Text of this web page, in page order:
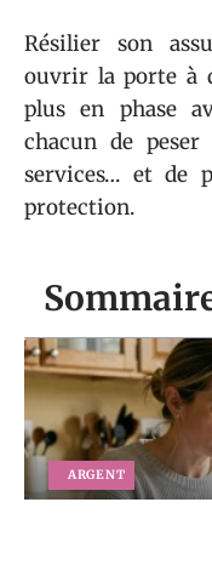
ARGENT
Résilier son
ouvrir la porte à
plus en phase
chacun de
services… et de
protection.